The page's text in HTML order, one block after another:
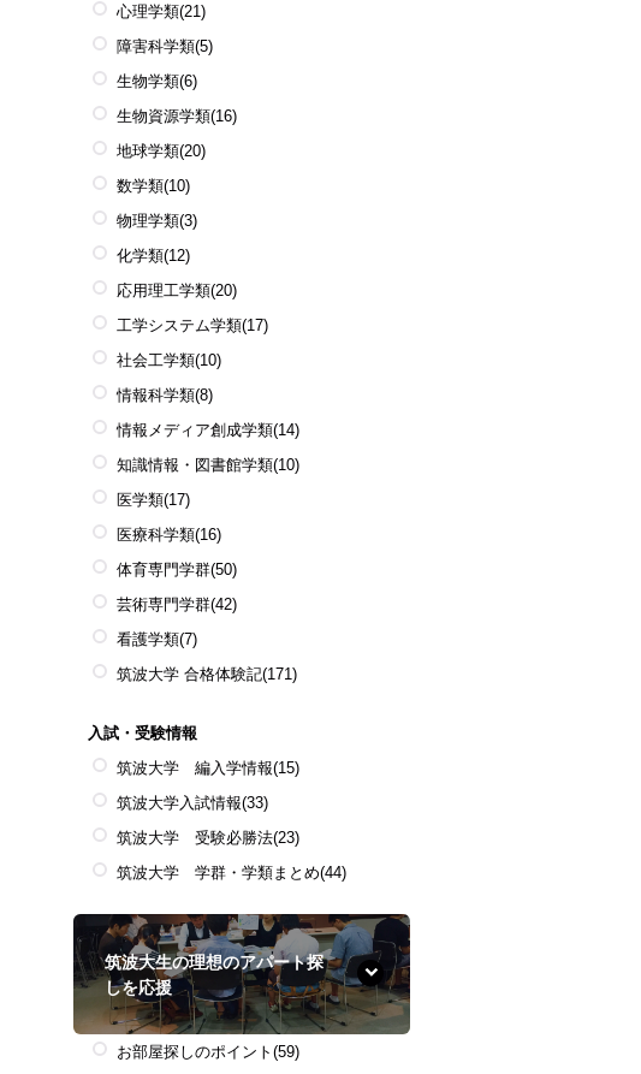
心理学類(21)
障害科学類(5)
生物学類(6)
生物資源学類(16)
地球学類(20)
数学類(10)
物理学類(3)
化学類(12)
応用理工学類(20)
工学システム学類(17)
社会工学類(10)
情報科学類(8)
情報メディア創成学類(14)
知識情報・図書館学類(10)
医学類(17)
医療科学類(16)
体育専門学群(50)
芸術専門学群(42)
看護学類(7)
筑波大学 合格体験記(171)
入試・受験情報
筑波大学 編入学情報(15)
筑波大学入試情報(33)
筑波大学 受験必勝法(23)
筑波大学 学群・学類まとめ(44)
筑波大生の理想のアパート探
しを応援
お部屋探しのポイント (59)